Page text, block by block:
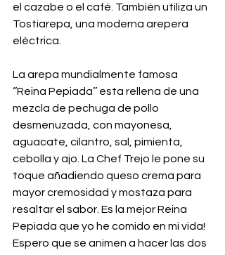
el cazabe o el café. También utiliza un
Tostiarepa, una moderna arepera
eléctrica.
La arepa mundialmente famosa
‘’Reina Pepiada’’ esta rellena de una
mezcla de pechuga de pollo
desmenuzada, con mayonesa,
aguacate, cilantro, sal, pimienta,
cebolla y ajo. La Chef Trejo le pone su
toque añadiendo queso crema para
mayor cremosidad y mostaza para
resaltar el sabor. Es la mejor Reina
Pepiada que yo he comido en mi vida!
Espero que se animen a hacer las dos